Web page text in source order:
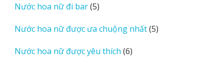
Nước hoa nữ đi bar 55
phẩm
Nước hoa nữ được ưa chuộng nhất 55
Nước hoa nữ được yêu thích 66